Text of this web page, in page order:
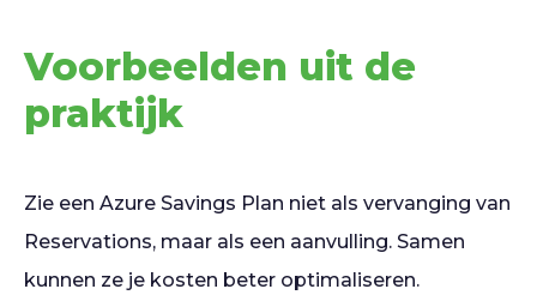
Voorbeelden uit de
praktijk
Zie een Azure Savings Plan niet als vervanging van
Reservations, maar als een aanvulling. Samen
kunnen ze je kosten beter optimaliseren.